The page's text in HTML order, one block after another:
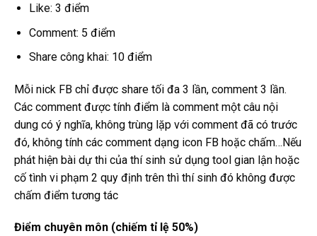
Like: 3 điểm
Comment: 5 điểm
Share công khai: 10 điểm
Mỗi nick FB chỉ được share tối đa 3 lần, comment 3 lần.
Các comment được tính điểm là comment một câu nội
dung có ý nghĩa, không trùng lặp với comment đã có trước
đó, không tính các comment dạng icon FB hoặc chấm…Nếu
phát hiện bài dự thi của thí sinh sử dụng tool gian lận hoặc
cố tình vi phạm 2 quy định trên thì thí sinh đó không được
chấm điểm tương tác
Điểm chuyên môn (chiếm tỉ lệ 50%)